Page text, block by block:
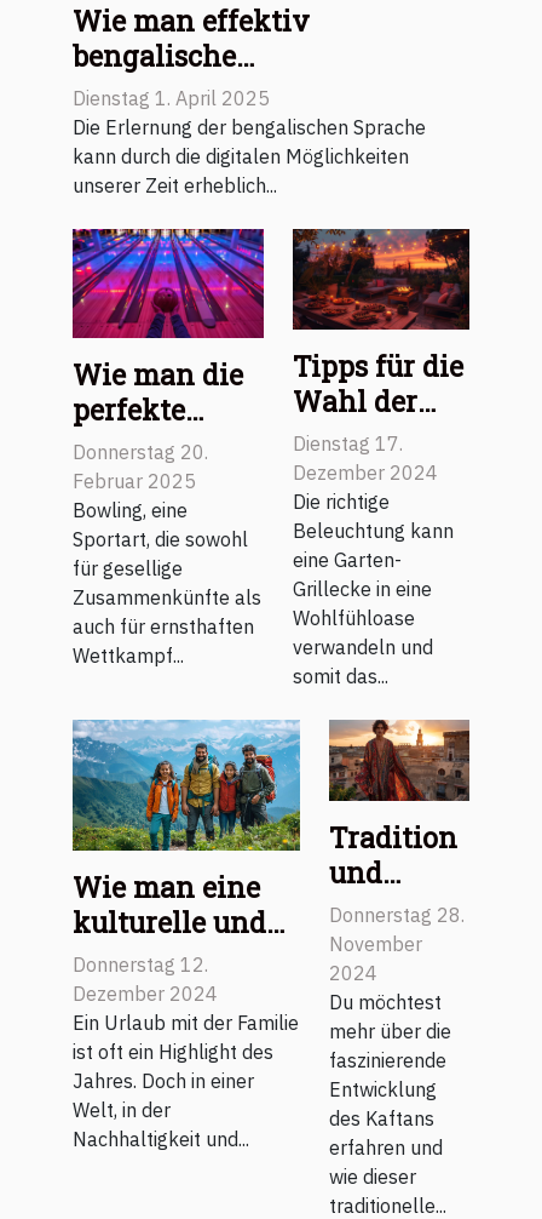
Wie man effektiv
bengalische
Sprachkenntnisse durch
Online-Lernplattformen
verbessert
Dienstag 1. April 2025
Die Erlernung der bengalischen Sprache
kann durch die digitalen Möglichkeiten
unserer Zeit erheblich...
Wie man die
perfekte
Bowlingkugel
für Hobby
und
Wettkampf
auswählt
Donnerstag 20.
Februar 2025
Bowling, eine
Sportart, die sowohl
für gesellige
Zusammenkünfte als
auch für ernsthaften
Wettkampf...
Tipps für die
Wahl der
richtigen
Beleuchtung
für Ihre
Garten-
Grillecke
Dienstag 17.
Dezember 2024
Die richtige
Beleuchtung kann
eine Garten-
Grillecke in eine
Wohlfühloase
verwandeln und
somit das...
Wie man eine
kulturelle und
umweltbewusste
Familienreise
erfolgreich
plant
Donnerstag 12.
Dezember 2024
Ein Urlaub mit der Familie
ist oft ein Highlight des
Jahres. Doch in einer
Welt, in der
Nachhaltigkeit und...
Tradition
und
Moderne:
Die
Evolution
des
Kaftans
für
Männer
Donnerstag 28.
November
2024
Du möchtest
mehr über die
faszinierende
Entwicklung
des Kaftans
erfahren und
wie dieser
traditionelle...